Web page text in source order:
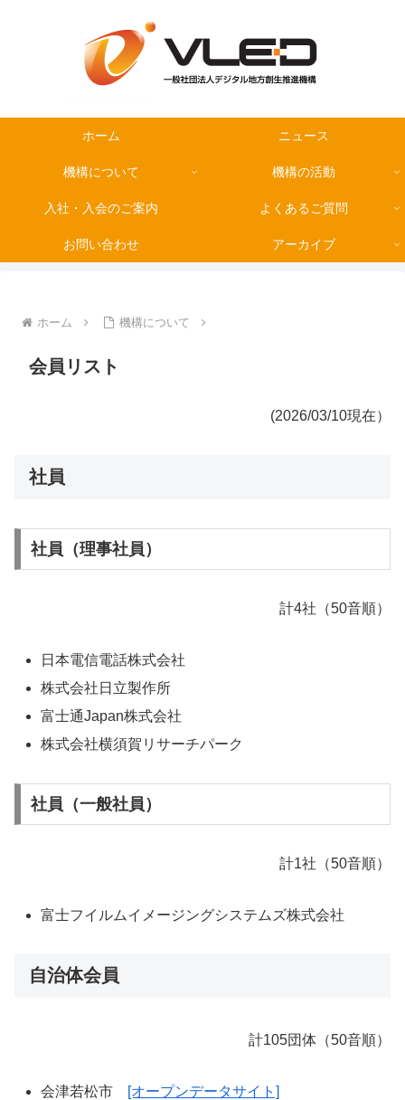
ホーム ニュース
機構について 機構の活動
入社・入会のご案内 よくあるご質問
お問い合わせ アーカイブ
ホーム 機構について
会員リスト
(2026/03/10現在）
社員
社員（理事社員）
計4社（50音順）
日本電信電話株式会社
株式会社日立製作所
富士通Japan株式会社
株式会社横須賀リサーチパーク
社員（一般社員）
計1社（50音順）
富士フイルムイメージングシステムズ株式会社
自治体会員
計105団体（50音順）
会津若松市
[オープンデータサイト]